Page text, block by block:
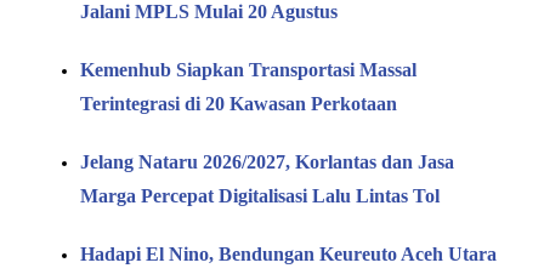
Jalani MPLS Mulai 20 Agustus
Kemenhub Siapkan Transportasi Massal
Terintegrasi di 20 Kawasan Perkotaan
Jelang Nataru 2026/2027, Korlantas dan Jasa
Marga Percepat Digitalisasi Lalu Lintas Tol
Hadapi El Nino, Bendungan Keureuto Aceh Utara